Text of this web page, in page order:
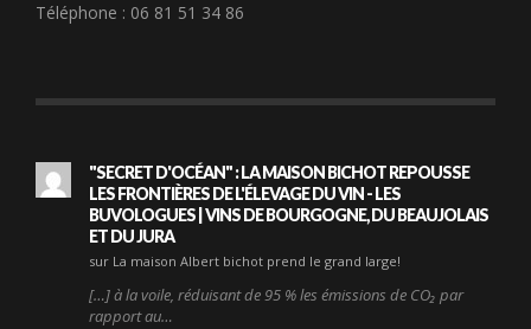
Téléphone : 06 81 51 34 86
"SECRET D'OCÉAN" : LA MAISON BICHOT REPOUSSE
LES FRONTIÈRES DE L'ÉLEVAGE DU VIN - LES
BUVOLOGUES | VINS DE BOURGOGNE, DU BEAUJOLAIS
ET DU JURA
sur La maison Albert bichot prend le grand large!
[…] à la voile, réduisant de 95 % les émissions de CO₂ par
rapport au…